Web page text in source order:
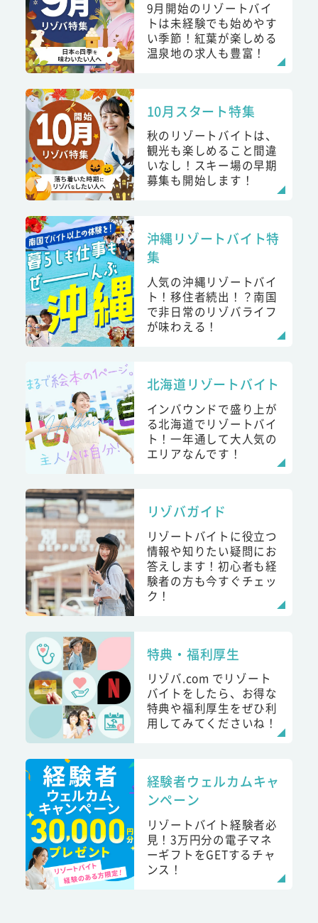
9月開始のリゾートバイ
トは未経験でも始めやす
い季節！紅葉が楽しめる
温泉地の求人も豊富！
10月スタート特集
秋のリゾートバイトは、
観光も楽しめること間違
いなし！スキー場の早期
募集も開始します！
沖縄リゾートバイト特
集
人気の沖縄リゾートバイ
ト！移住者続出！？南国
で非日常のリゾバライフ
が味わえる！
北海道リゾートバイト
インバウンドで盛り上が
る北海道でリゾートバイ
ト！一年通して大人気の
エリアなんです！
リゾバガイド
リゾートバイトに役立つ
情報や知りたい疑問にお
答えします！初心者も経
験者の方も今すぐチェッ
ク！
特典・福利厚生
リゾバ.com でリゾート
バイトをしたら、お得な
特典や福利厚生をぜひ利
用してみてくださいね！
経験者ウェルカムキャ
ンペーン
リゾートバイト経験者必
見！3万円分の電子マネ
ーギフトをGETするチャ
ンス！